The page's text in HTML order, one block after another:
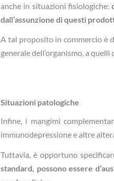
anche in situazioni fisiologiche:
dall’assunzione di questi
A tal proposito in commercio è
generale dell’organismo, a
Situazioni patologiche
Infine, i mangimi
immunodepressione e altre
Tuttavia, è opportuno
standard, possono essere